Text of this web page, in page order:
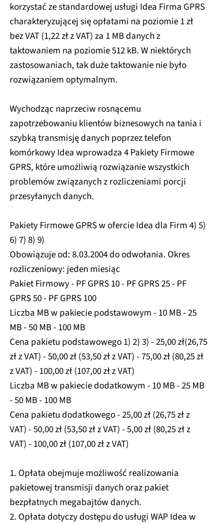
korzystać ze standardowej usługi Idea Firma GPRS
charakteryzującej się opłatami na poziomie 1 zł
bez VAT (1,22 zł z VAT) za 1 MB danych z
taktowaniem na poziomie 512 kB. W niektórych
zastosowaniach, tak duże taktowanie nie było
rozwiązaniem optymalnym.
Wychodząc naprzeciw rosnącemu
zapotrzebowaniu klientów biznesowych na tania i
szybką transmisję danych poprzez telefon
komórkowy Idea wprowadza 4 Pakiety Firmowe
GPRS, które umożliwią rozwiązanie wszystkich
problemów związanych z rozliczeniami porcji
przesyłanych danych.
Pakiety Firmowe GPRS w ofercie Idea dla Firm 4) 5)
6) 7) 8) 9)
Obowiązuje od: 8.03.2004 do odwołania. Okres
rozliczeniowy: jeden miesiąc
Pakiet Firmowy - PF GPRS 10 - PF GPRS 25 - PF
GPRS 50 - PF GPRS 100
Liczba MB w pakiecie podstawowym - 10 MB - 25
MB - 50 MB - 100 MB
Cena pakietu podstawowego 1) 2) 3) - 25,00 zł(26,75
zł z VAT) - 50,00 zł (53,50 zł z VAT) - 75,00 zł (80,25 zł
z VAT) - 100,00 zł (107,00 zł z VAT)
Liczba MB w pakiecie dodatkowym - 10 MB - 25 MB
- 50 MB - 100 MB
Cena pakietu dodatkowego - 25,00 zł (26,75 zł z
VAT) - 50,00 zł (53,50 zł z VAT) - 5,00 zł (80,25 zł z
VAT) - 100,00 zł (107,00 zł z VAT)
1. Opłata obejmuje możliwość realizowania
pakietowej transmisji danych oraz pakiet
bezpłatnych megabajtów danych.
2. Opłata dotyczy dostępu do usługi WAP Idea w